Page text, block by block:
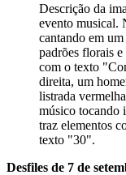
Descrição da
evento musical.
cantando em
padrões florais
com o texto
direita, um
listrada
músico tocando
traz elementos
texto "30".
Desfiles de 7 de